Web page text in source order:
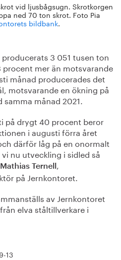
vid ljusbågsugn. Skrotkorgen
ned 70 ton skrot. Foto Pia
bildbank.
3 051 tusen ton
procent mer än motsvarande
månad producerades det
motsvarande en ökning på
månad 2021.
på drygt 40 procent beror
i augusti förra året
därför låg på en onormalt
nu utveckling i sidled så
Mathias Ternell
,
på Jernkontoret.
av Jernkontoret
elva ståltillverkare i
13